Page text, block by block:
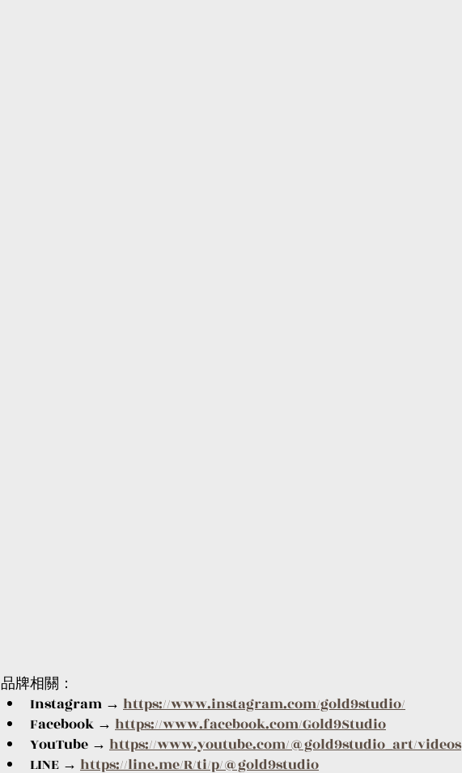
品牌相關：
Instagram → https://www.instagram.com/gold9studio/
Facebook → https://www.facebook.com/Gold9Studio
YouTube → https://www.youtube.com/@gold9studio_art/videos
LINE → https://line.me/R/ti/p/@gold9studio